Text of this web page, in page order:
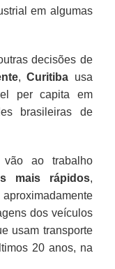
em algumas
decisões de
,Curitiba usa
per capita em
brasileiras de
ao trabalho
mais rápidos,
dos veículos
usam transporte
20 anos, na